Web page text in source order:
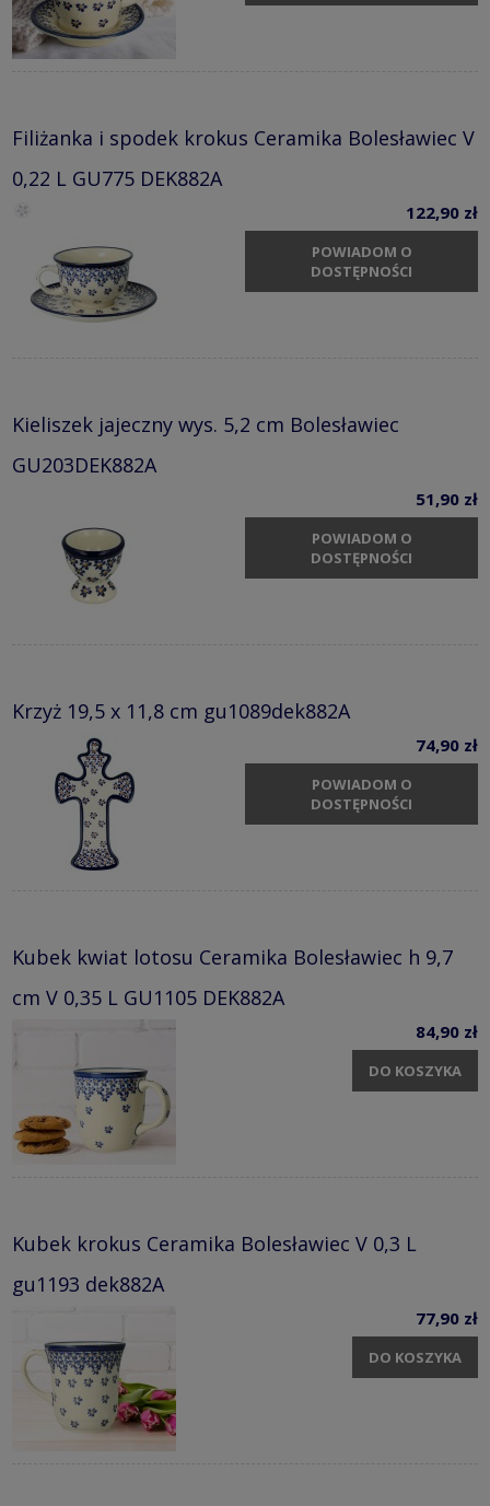
Filiżanka i spodek krokus Ceramika Bolesławiec V
0,22 L GU775 DEK882A
122,90 zł
POWIADOM O
DOSTĘPNOŚCI
Kieliszek jajeczny wys. 5,2 cm Bolesławiec
GU203DEK882A
51,90 zł
POWIADOM O
DOSTĘPNOŚCI
Krzyż 19,5 x 11,8 cm gu1089dek882A
74,90 zł
POWIADOM O
DOSTĘPNOŚCI
Kubek kwiat lotosu Ceramika Bolesławiec h 9,7
cm V 0,35 L GU1105 DEK882A
84,90 zł
DO KOSZYKA
Kubek krokus Ceramika Bolesławiec V 0,3 L
gu1193 dek882A
77,90 zł
DO KOSZYKA